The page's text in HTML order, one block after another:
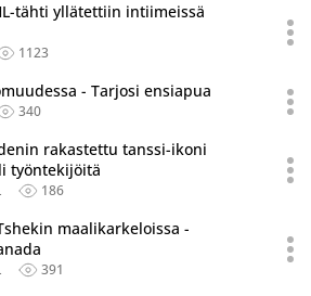
tähti yllätettiin intiimeissä
1123
- Tarjosi ensiapua
340
rakastettu tanssi-ikoni
työntekijöitä
186
useassa eri lähteessä.
maalikarkeloissa -
391